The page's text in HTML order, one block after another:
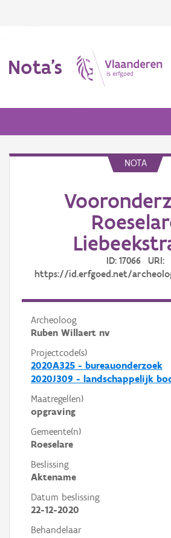
Nota's
NOTA
ID: 17066 URI:
https://id.erfgoed.net/
Archeoloog
Ruben Willaert nv
Projectcode(s)
2020A325 - bureauonderzoek
2020J309 - landschappelijk
Maatregel(en)
opgraving
Gemeente(n)
Roeselare
Beslissing
Aktename
Datum beslissing
22-12-2020
Behandelaar